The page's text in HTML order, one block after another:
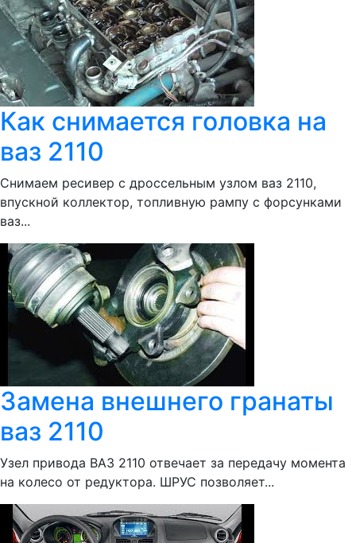
Как снимается головка на
ваз 2110
Снимаем ресивер с дроссельным узлом ваз 2110,
впускной коллектор, топливную рампу с форсунками
ваз...
Замена внешнего гранаты
ваз 2110
Узел привода ВАЗ 2110 отвечает за передачу момента
на колесо от редуктора. ШРУС позволяет...